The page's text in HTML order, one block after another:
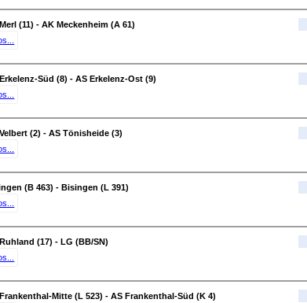
(11) - AK Meckenheim (A 61)
Süd (8) - AS Erkelenz-Ost (9)
(2) - AS Tönisheide (3)
(B 463) - Bisingen (L 391)
(17) - LG (BB/SN)
Mitte (L 523) - AS Frankenthal-Süd (K 4)